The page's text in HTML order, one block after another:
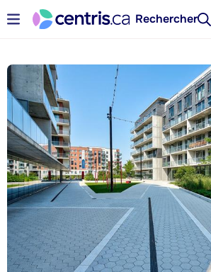
Rechercher